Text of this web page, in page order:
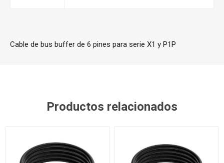
Cable de bus buffer de 6 pines para serie X1 y P1P
Productos relacionados